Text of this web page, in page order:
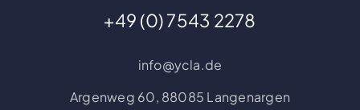
+49 (0) 7543 2278
info@ycla.de
Argenweg 60, 88085 Langenargen